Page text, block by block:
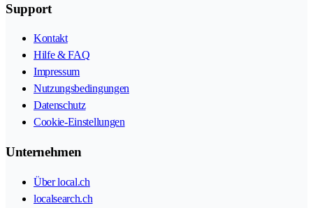
Support
Kontakt
Hilfe & FAQ
Impressum
Nutzungsbedingungen
Datenschutz
Cookie-Einstellungen
Unternehmen
Über local.ch
localsearch.ch